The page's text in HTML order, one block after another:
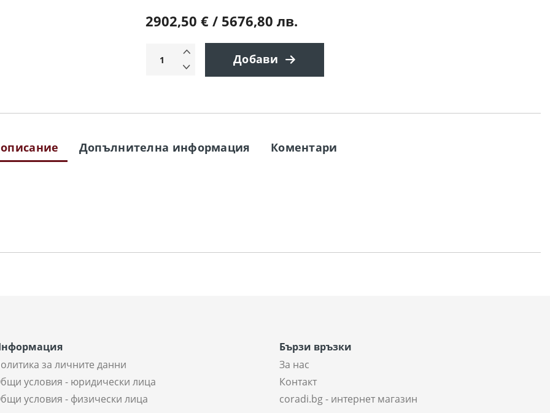
2902,50 € / 5676,80 лв.
Добави
Допълнителна информация Коментари
за личните данни
условия - юридически лица
условия - физически лица
Бързи връзки
За нас
Контакт
coradi.bg - интернет магазин